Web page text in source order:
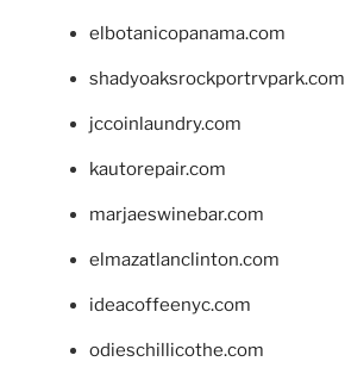
elbotanicopanama.com
shadyoaksrockportrvpark.com
jccoinlaundry.com
kautorepair.com
marjaeswinebar.com
elmazatlanclinton.com
ideacoffeenyc.com
odieschillicothe.com